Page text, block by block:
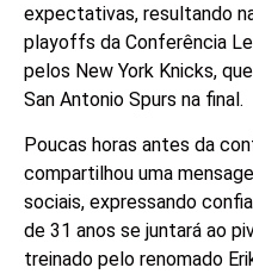
expectativas, resultando
playoffs da Conferência
pelos New York Knicks,
San Antonio Spurs na final.
Poucas horas antes da
compartilhou uma
sociais, expressando
de 31 anos se juntará ao
treinado pelo renomado